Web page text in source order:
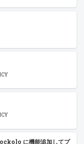
に機能追加してプ